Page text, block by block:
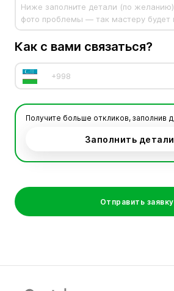
Как с вами связаться?
Получите больше откликов, заполнив
Заполнить детали
Отправить заявку